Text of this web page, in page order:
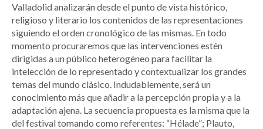
Valladolid analizarán desde el punto de vista histórico,
religioso y literario los contenidos de las representaciones
siguiendo el orden cronológico de las mismas. En todo
momento procuraremos que las intervenciones estén
dirigidas a un público heterogéneo para facilitar la
intelección de lo representado y contextualizar los grandes
temas del mundo clásico. Indudablemente, será un
conocimiento más que añadir a la percepción propia y a la
adaptación ajena. La secuencia propuesta es la misma que la
del festival tomando como referentes: “Hélade”; Plauto,